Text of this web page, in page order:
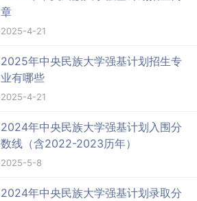
章
2025-4-21
2025年中央民族大学强基计划招生专
业有哪些
2025-4-21
2024年中央民族大学强基计划入围分
数线（含2022-2023历年）
2025-5-8
2024年中央民族大学强基计划录取分